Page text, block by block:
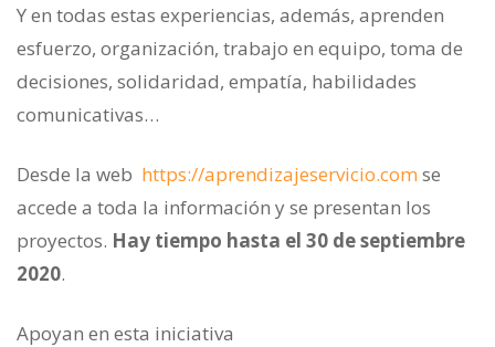
Y en todas estas experiencias, además, aprenden
esfuerzo, organización, trabajo en equipo, toma de
decisiones, solidaridad, empatía, habilidades
comunicativas…
Desde la web https://aprendizajeservicio.comse
accede a toda la información y se presentan los
proyectos. Hay tiempo hasta el 30 de septiembre
2020.
Apoyan en esta iniciativa